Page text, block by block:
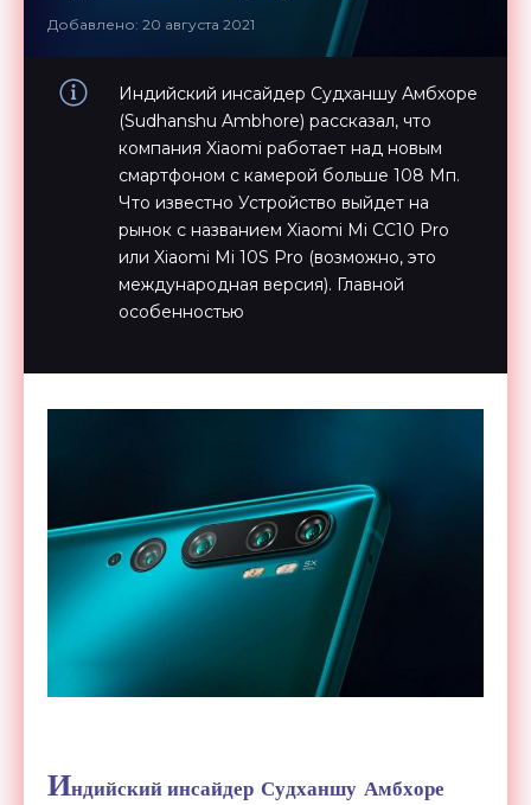
Добавлено: 20 августа 2021
Индийский инсайдер Судханшу Амбхоре
(Sudhanshu Ambhore) рассказал, что
компания Xiaomi работает над новым
смартфоном с камерой больше 108 Мп.
Что известно Устройство выйдет на
рынок с названием Xiaomi Mi CC10 Pro
или Xiaomi Mi 10S Pro (возможно, это
международная версия). Главной
особенностью
Индийский инсайдер Судханшу Амбхоре